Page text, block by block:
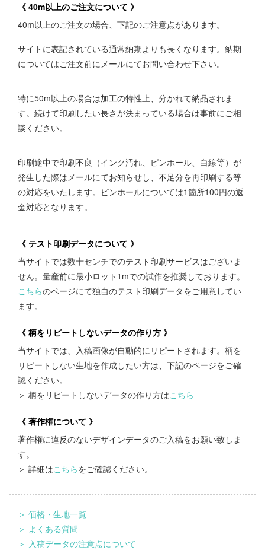
《 40m以上のご注文について 》
40m以上のご注文の場合、下記のご注意点があります。
サイトに表記されている通常納期よりも長くなります。納期
についてはご注文前にメールにてお問い合わせ下さい。
特に50m以上の場合は加工の特性上、分かれて納品されま
す。続けて印刷したい長さが決まっている場合は事前にご相
談ください。
印刷途中で印刷不良（インク汚れ、ピンホール、白線等）が
発生した際はメールにてお知らせし、不足分を再印刷する等
の対応をいたします。ピンホールについては1箇所100円の返
金対応となります。
《 テスト印刷データについて 》
当サイトでは数十センチでのテスト印刷サービスはございま
せん。量産前に最小ロット1mでの試作を推奨しております。
こちらのページにて独自のテスト印刷データをご用意してい
ます。
《 柄をリピートしないデータの作り方 》
当サイトでは、入稿画像が自動的にリピートされます。柄を
リピートしない生地を作成したい方は、下記のページをご確
認ください。
＞ 柄をリピートしないデータの作り方はこちら
《 著作権について 》
著作権に違反のないデザインデータのご入稿をお願い致しま
す。
＞ 詳細はこちらをご確認ください。
＞ 価格・生地一覧
＞ よくある質問
＞ 入稿データの注意点について